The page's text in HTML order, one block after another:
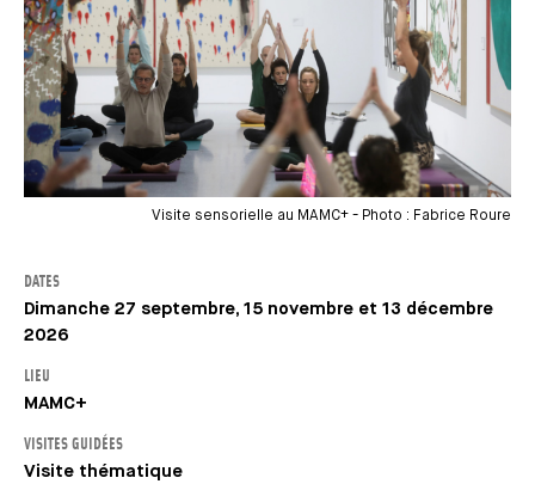
Visite sensorielle au MAMC+ - Photo : Fabrice Roure
DATES
Dimanche 27 septembre, 15 novembre et 13 décembre
2026
LIEU
MAMC+
VISITES GUIDÉES
Visite thématique